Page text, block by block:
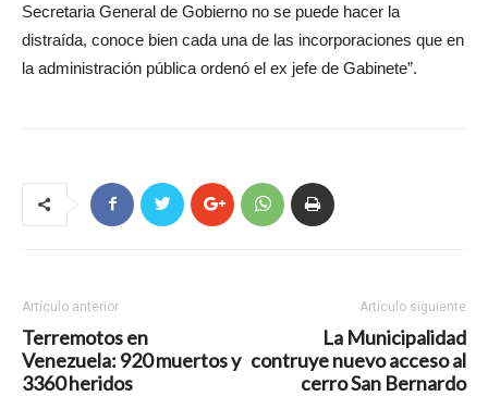
Secretaria General de Gobierno no se puede hacer la
distraída, conoce bien cada una de las incorporaciones que en
la administración pública ordenó el ex jefe de Gabinete”.
Artículo anterior
Terremotos en
Venezuela: 920 muertos y
3360 heridos
Artículo siguiente
La Municipalidad
contruye nuevo acceso al
cerro San Bernardo